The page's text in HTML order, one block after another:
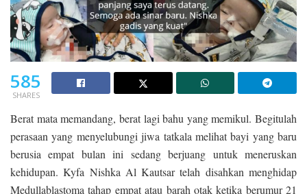
585
SHARES
Berat mata memandang, berat lagi bahu yang memikul. Begitulah
perasaan yang menyelubungi jiwa tatkala melihat bayi yang baru
berusia empat bulan ini sedang berjuang untuk meneruskan
kehidupan. Kyfa Nishka Al Kautsar telah disahkan menghidap
Medullablastoma tahap empat atau barah otak ketika berumur 21